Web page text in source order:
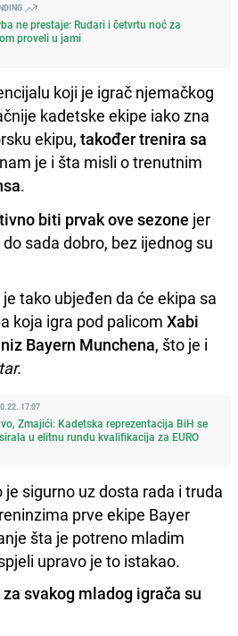
ne prestaje: Rudari i četvrtu noć za
proveli u jami
koji je igrač njemačkog
kadetske ekipe iako zna
ekipu, također trenira sa
je i šta misli o trenutnim
.
biti prvak ove sezone jer
sada dobro, bez ijednog su
tako ubjeđen da će ekipa sa
koja igra pod palicom Xabi
Bayern Munchena, što je i
17:07
Zmajići: Kadetska reprezentacija BiH se
u elitnu rundu kvalifikacija za EURO
sigurno uz dosta rada i truda
prve ekipe Bayer
šta je potreno mladim
upravo je to istakao.
svakog mladog igrača su